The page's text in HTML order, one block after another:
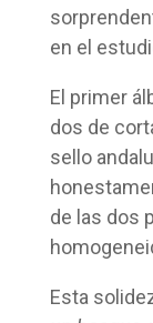
en el
El primer
dos de
sello
de las dos
Esta